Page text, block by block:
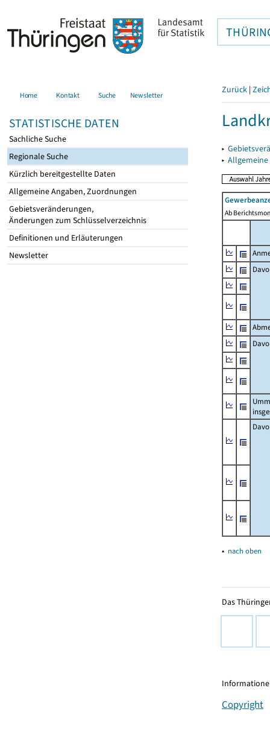
Home Kontakt Suche Newsletter
STATISTISCHE DATEN
Sachliche Suche
Regionale Suche
Kürzlich bereitgestellte Daten
Allgemeine Angaben, Zuordnungen
Gebietsveränderungen,
Änderungen zum Schlüsselverzeichnis
Definitionen und Erläuterungen
Newsletter
Zurück |
▸
▸
Ab
▴ nach oben
Das
Copyright